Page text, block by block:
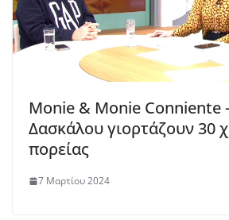
Monie & Monie Conniente
Δασκάλου γιορτάζουν 30
πορείας
7 Μαρτίου 2024